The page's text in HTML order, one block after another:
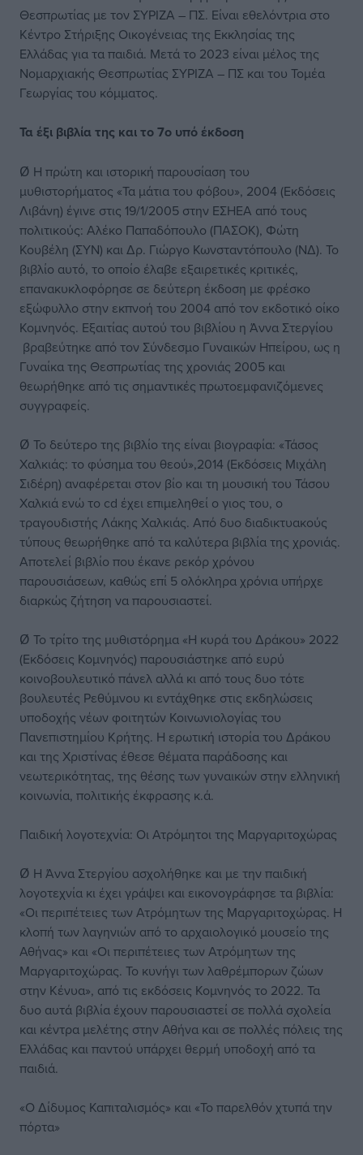
Θεσπρωτίας με τον ΣΥΡΙΖΑ – ΠΣ. Είναι εθελόντρια στο
Κέντρο Στήριξης Οικογένειας της Εκκλησίας της
Ελλάδας για τα παιδιά. Μετά το 2023 είναι μέλος της
Νομαρχιακής Θεσπρωτίας ΣΥΡΙΖΑ – ΠΣ και του Τομέα
Γεωργίας του κόμματος.
Τα έξι βιβλία της και το 7ο υπό έκδοση
Ø Η πρώτη και ιστορική παρουσίαση του
μυθιστορήματος «Τα μάτια του φόβου», 2004 (Εκδόσεις
Λιβάνη) έγινε στις 19/1/2005 στην ΕΣΗΕΑ από τους
πολιτικούς: Αλέκο Παπαδόπουλο (ΠΑΣΟΚ), Φώτη
Κουβέλη (ΣΥΝ) και Δρ. Γιώργο Κωνσταντόπουλο (ΝΔ). Το
βιβλίο αυτό, το οποίο έλαβε εξαιρετικές κριτικές,
επανακυκλοφόρησε σε δεύτερη έκδοση με φρέσκο
εξώφυλλο στην εκπνοή του 2004 από τον εκδοτικό οίκο
Κομνηνός. Εξαιτίας αυτού του βιβλίου η Άννα Στεργίου
βραβεύτηκε από τον Σύνδεσμο Γυναικών Ηπείρου, ως η
Γυναίκα της Θεσπρωτίας της χρονιάς 2005 και
θεωρήθηκε από τις σημαντικές πρωτοεμφανιζόμενες
συγγραφείς.
Ø Το δεύτερο της βιβλίο της είναι βιογραφία: «Τάσος
Χαλκιάς: το φύσημα του θεού»,2014 (Εκδόσεις Μιχάλη
Σιδέρη) αναφέρεται στον βίο και τη μουσική του Τάσου
Χαλκιά ενώ το cd έχει επιμεληθεί ο γιος του, ο
τραγουδιστής Λάκης Χαλκιάς. Από δυο διαδικτυακούς
τύπους θεωρήθηκε από τα καλύτερα βιβλία της χρονιάς.
Αποτελεί βιβλίο που έκανε ρεκόρ χρόνου
παρουσιάσεων, καθώς επί 5 ολόκληρα χρόνια υπήρχε
διαρκώς ζήτηση να παρουσιαστεί.
Ø Το τρίτο της μυθιστόρημα «Η κυρά του Δράκου» 2022
(Εκδόσεις Κομνηνός) παρουσιάστηκε από ευρύ
κοινοβουλευτικό πάνελ αλλά κι από τους δυο τότε
βουλευτές Ρεθύμνου κι εντάχθηκε στις εκδηλώσεις
υποδοχής νέων φοιτητών Κοινωνιολογίας του
Πανεπιστημίου Κρήτης. Η ερωτική ιστορία του Δράκου
και της Χριστίνας έθεσε θέματα παράδοσης και
νεωτερικότητας, της θέσης των γυναικών στην ελληνική
κοινωνία, πολιτικής έκφρασης κ.ά.
Παιδική λογοτεχνία: Οι Ατρόμητοι της Μαργαριτοχώρας
Ø Η Άννα Στεργίου ασχολήθηκε και με την παιδική
λογοτεχνία κι έχει γράψει και εικονογράφησε τα βιβλία:
«Οι περιπέτειες των Ατρόμητων της Μαργαριτοχώρας. Η
κλοπή των λαγηνιών από το αρχαιολογικό μουσείο της
Αθήνας» και «Οι περιπέτειες των Ατρόμητων της
Μαργαριτοχώρας. Το κυνήγι των λαθρέμπορων ζώων
στην Κένυα», από τις εκδόσεις Κομνηνός το 2022. Τα
δυο αυτά βιβλία έχουν παρουσιαστεί σε πολλά σχολεία
και κέντρα μελέτης στην Αθήνα και σε πολλές πόλεις της
Ελλάδας και παντού υπάρχει θερμή υποδοχή από τα
παιδιά.
«Ο Δίδυμος Καπιταλισμός» και «Το παρελθόν χτυπά την
πόρτα»